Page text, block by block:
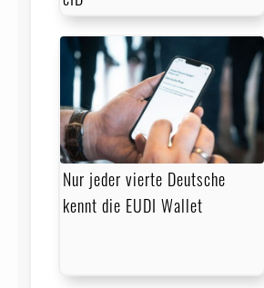
Nur jeder vierte Deutsche
kennt die EUDI Wallet